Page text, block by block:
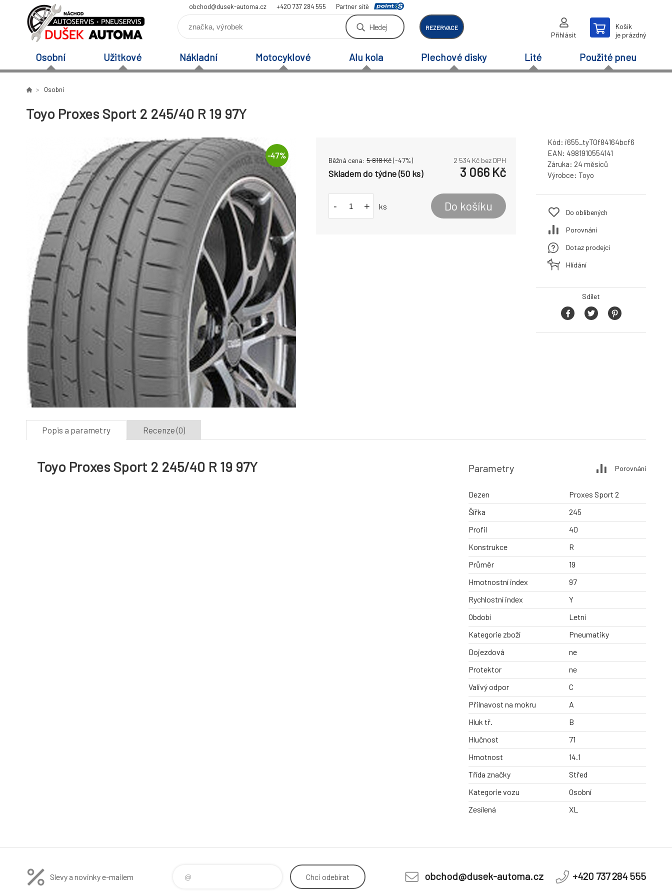
obchod@dusek-automa.cz +420 737 284 555 Partner sítě
Hledej REZERVACE
Přihlásit
Košík
je prázdný
Osobní Užitkové Nákladní Motocyklové Alu kola Plechové disky Lité Použité pneu
Osobní
Toyo Proxes Sport 2 245/40 R 19 97Y
-47%
Běžná cena: 5 818Kč(-47%) 2 534 Kč bez DPH
Skladem do týdne (50 ks) 3 066 Kč
- + ks Do košíku
Kód: i655_tyTOf84164bcf6
EAN: 4981910554141
Záruka: 24 měsíců
Výrobce: Toyo
Do oblíbených
Porovnání
Dotaz prodejci
Hlídání
Sdílet
Popis a parametry Recenze (0)
Toyo Proxes Sport 2 245/40 R 19 97Y Parametry Porovnání
Dezen
Proxes Sport 2
Šířka
245
Profil
40
Konstrukce
R
Průměr
19
Hmotnostní index
97
Rychlostní index
Y
Období
Letní
Kategorie zboží
Pneumatiky
Dojezdová
ne
Protektor
ne
Valivý odpor
C
Přilnavost na mokru
A
Hluk tř.
B
Hlučnost
71
Hmotnost
14.1
Třída značky
Střed
Kategorie vozu
Osobní
Zesílená
XL
Slevy a novinky e-mailem Chci odebírat obchod@dusek-automa.cz +420 737 284 555